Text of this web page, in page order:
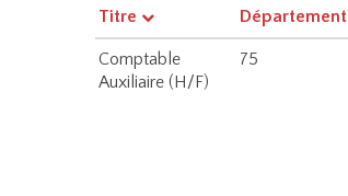
Titre Département
Comptable
Auxiliaire (H/F)
75